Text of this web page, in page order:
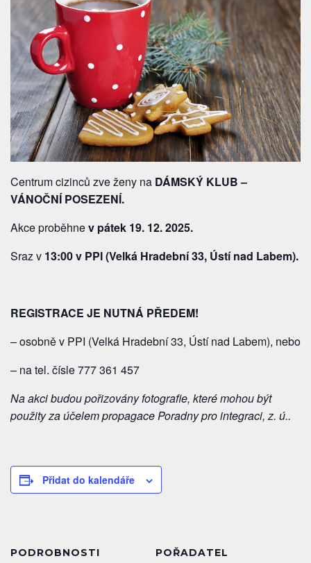
Centrum cizinců zve ženy na DÁMSKÝ KLUB –
VÁNOČNÍ POSEZENÍ.
Akce proběhnev pátek 19. 12. 2025.
Sraz v 13:00 v PPI (Velká Hradební 33, Ústí nad Labem).
REGISTRACE JE NUTNÁ PŘEDEM!
– osobně v PPI (Velká Hradební 33, Ústí nad Labem), nebo
– na tel. čísle 777 361 457
Na akci budou pořizovány fotografie, které mohou být
použity za účelem propagace Poradny pro integraci, z. ú..
Přidat do kalendáře
PODROBNOSTI POŘADATEL